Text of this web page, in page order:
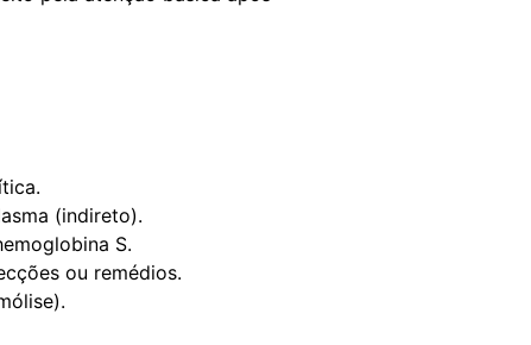
(indireto).
S.
ou remédios.